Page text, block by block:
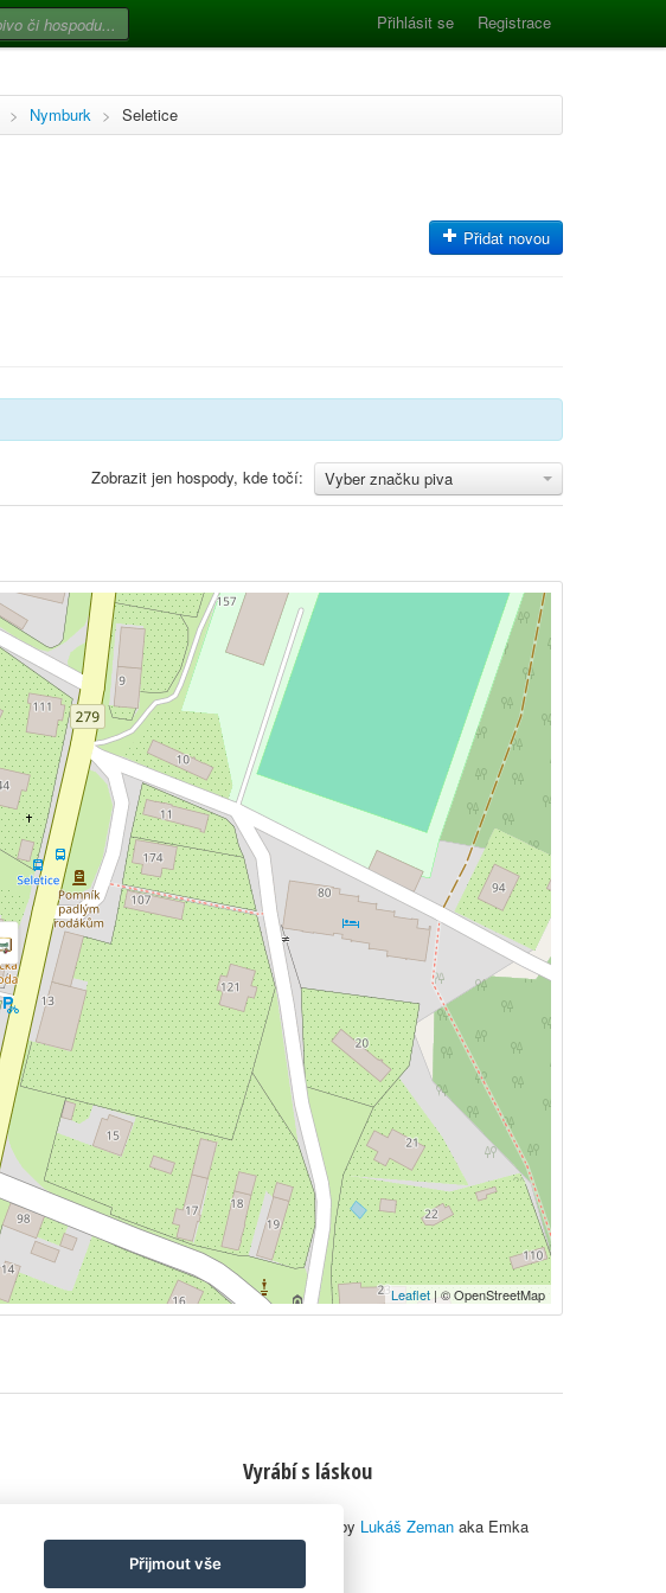
Přihlásit se Registrace
> Nymburk > Seletice
Přidat novou
Vyber značku piva
Zobrazit jen hospody, kde točí:
Leaflet | © OpenStreetMap
Vyrábí s láskou
© 2010–2026 by Lukáš Zeman aka Emka
Přijmout vše